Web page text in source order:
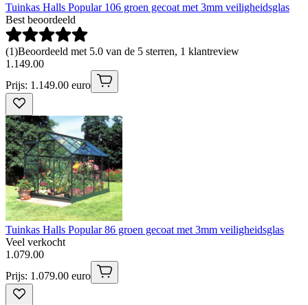
Tuinkas Halls Popular 106 groen gecoat met 3mm veiligheidsglas
Best beoordeeld
(1)Beoordeeld met 5.0 van de 5 sterren, 1 klantreview
1 .149.00
Prijs: 1.149.00 euro
Tuinkas Halls Popular 86 groen gecoat met 3mm veiligheidsglas
Veel verkocht
1 .079.00
Prijs: 1.079.00 euro